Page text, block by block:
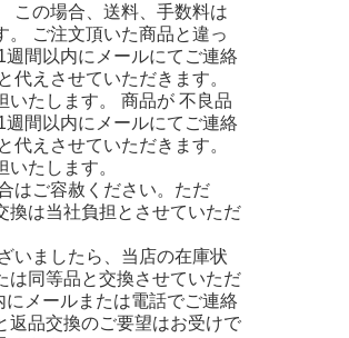
この場合、送料、手数料は
。 ご注文頂いた商品と違っ
間以内にメールにてご連絡
代えさせていただきます。
いたします。 商品が 不良品
間以内にメールにてご連絡
代えさせていただきます。
たします。
はご容赦ください。ただ
換は当社負担とさせていただ
いましたら、当店の在庫状
は同等品と交換させていただ
メールまたは電話でご連絡
返品交換のご要望はお受けで